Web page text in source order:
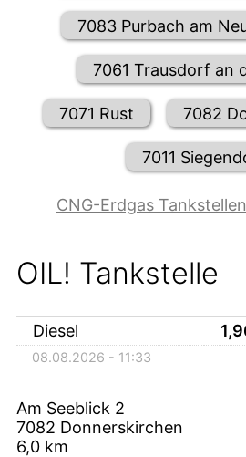
7083 Purbach am
7061 Trausdorf an
7071 Rust 7082
7011
CNG-Erdgas
OIL! Tankstelle
Diesel
08.08.2026 - 11:33
Am Seeblick 2
7082 Donnerskirchen
6,0 km